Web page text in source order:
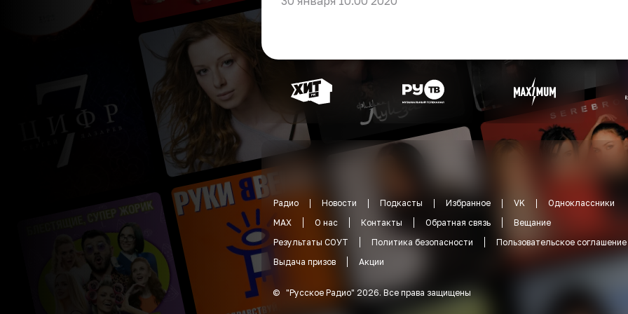
Радио Новости Подкасты Избранное VK
Одноклассники
MAX
О нас Контакты Обратная связь
Вещание
Результаты СОУТ
Политика безопасности
Пользовательское соглашение
Выдача призов
Акции
© "Русское Радио" 2026. Все права защищены